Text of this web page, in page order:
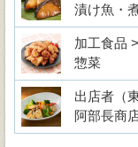
漬け魚・
加工食品 >
惣菜
出店者（
阿部長商